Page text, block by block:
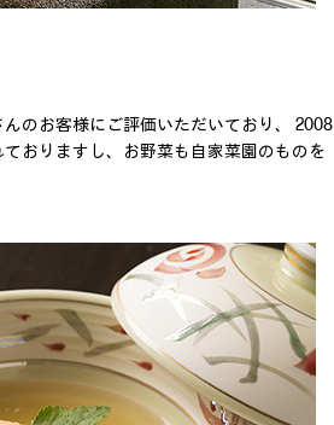
のお客様にご評価いただいており、 2008
おりますし、お野菜も自家菜園のものを